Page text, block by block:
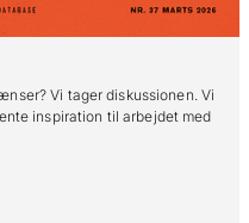
Vi tager diskussionen. Vi
inspiration til arbejdet med